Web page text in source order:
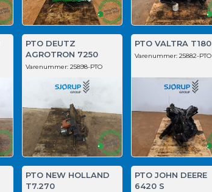
PTO DEUTZ
AGROTRON 7250
Varenummer: 25898-PTO
PTO VALTRA T180
Varenummer: 25882-PTO
PTO NEW HOLLAND
T7.270
PTO JOHN DEERE
6420 S